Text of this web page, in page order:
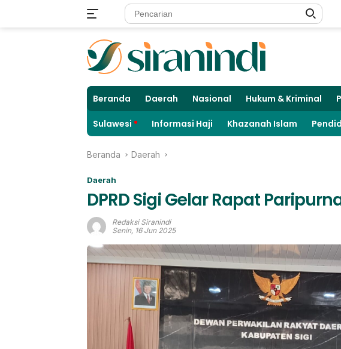
Beranda Daerah Nasional Hukum & Kriminal
Sulawesi Informasi Haji Khazanah Islam
Beranda Daerah
Daerah
DPRD Sigi Gelar Rapat
Redaksi Siranindi
Senin, 16 Jun 2025